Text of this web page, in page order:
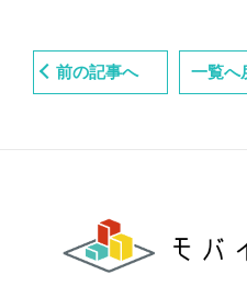
前の記事へ 一覧へ